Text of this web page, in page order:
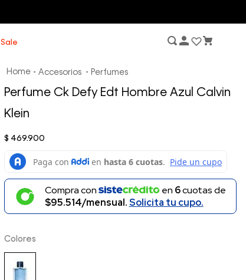
Sale
Accesorios Perfumes
Perfume Ck Defy Edt Hombre Azul Calvin
Klein
$ 469.900
Compra con en 6cuotas de
$95.514/mensual.Solicita tu cupo.
Colores